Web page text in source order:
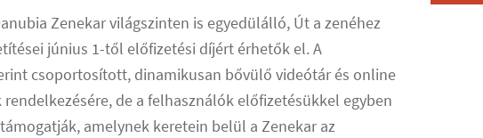
Zenekar világszinten is egyedülálló, Út a zenéhez
június 1-től előfizetési díjért érhetők el. A
csoportosított, dinamikusan bővülő videótár és online
de a felhasználók előfizetésükkel egyben
amelynek keretein belül a Zenekar az